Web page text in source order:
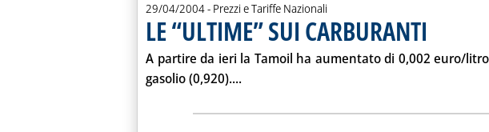
29/04/2004- Prezzi e Tariffe Nazionali
LE “ULTIME” SUI CARBURANTI
. Pubblicata giovedì 29 aprile 2004 alle 15.23.
A partire da ieri la Tamoil ha aumentato di 0,002 euro/
gasolio (0,920)....Leggi tutta la notizia: 'LE “ULTIME” SUI